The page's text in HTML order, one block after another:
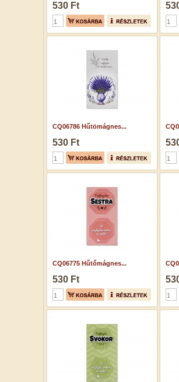
530 Ft
CQ06786 Hűtömágnes...
530 Ft
CQ06775 Hűtőmágnes...
530 Ft